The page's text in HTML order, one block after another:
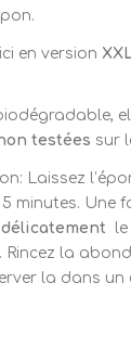
en version
testées sur
Laissez
minutes. Une
délicatement le
la
la dans un